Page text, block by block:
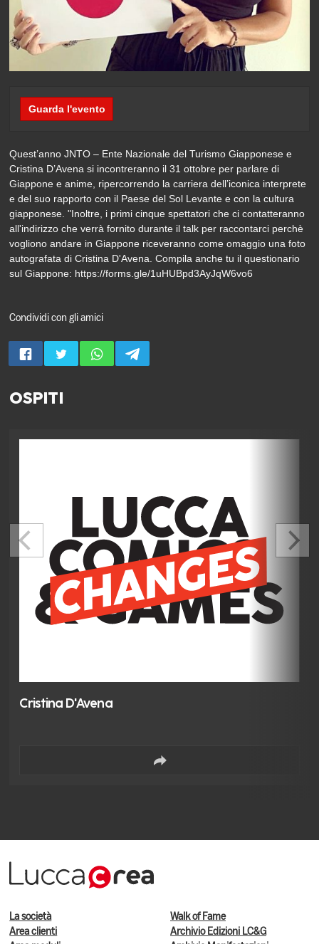
Guarda l'evento
Quest’anno JNTO – Ente Nazionale del Turismo Giapponese e
Cristina D’Avena si incontreranno il 31 ottobre per parlare di
Giappone e anime, ripercorrendo la carriera dell’iconica interprete
e del suo rapporto con il Paese del Sol Levante e con la cultura
giapponese. "Inoltre, i primi cinque spettatori che ci contatteranno
all'indirizzo che verrà fornito durante il talk per raccontarci perchè
vogliono andare in Giappone riceveranno come omaggio una foto
autografata di Cristina D'Avena. Compila anche tu il questionario
sul Giappone: https://forms.gle/1uHUBpd3AyJqW6vo6
Condividi con gli amici
OSPITI
Cristina D'Avena
La società
Area clienti
Walk of Fame
Archivio Edizioni LC&G